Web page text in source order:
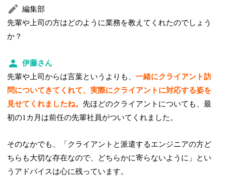
編集部
先輩や上司の方はどのように業務を教えてくれたのでしょう
か？
伊藤さん
先輩や上司からは言葉というよりも、一緒にクライアント訪
問についてきてくれて、実際にクライアントに対応する姿を
見せてくれましたね。 先ほどのクライアントについても、最
初の1カ月は前任の先輩社員がついてくれました。
そのなかでも、「クライアントと派遣するエンジニアの方ど
ちらも大切な存在なので、どちらかに寄らないように」とい
うアドバイスは心に残っています。